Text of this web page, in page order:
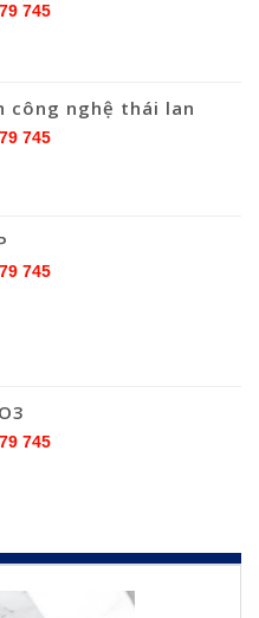
745
công nghệ thái lan
745
745
745